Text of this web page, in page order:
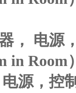
， 电源
in Room
源，控